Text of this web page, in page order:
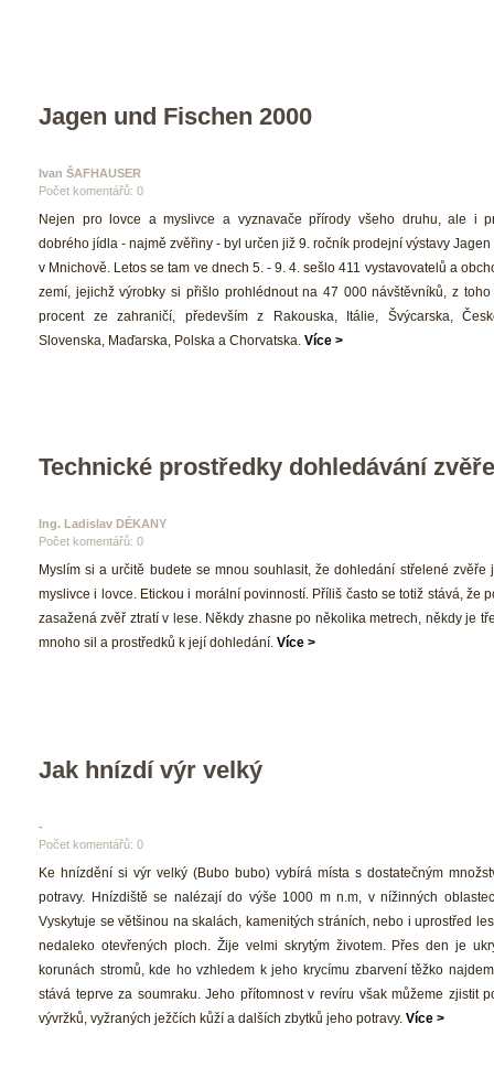
Jagen und Fischen 2000
Ivan ŠAFHAUSER
Počet komentářů: 0
Nejen pro lovce a myslivce a vyznavače přírody všeho druhu, ale i
dobrého jídla - najmě zvěřiny - byl určen již 9. ročník prodejní výstavy
v Mnichově. Letos se tam ve dnech 5. - 9. 4. sešlo 411 vystavovatelů a
zemí, jejichž výrobky si přišlo prohlédnout na 47 000 návštěvníků, z
procent ze zahraničí, především z Rakouska, Itálie, Švýcarska,
Slovenska, Maďarska, Polska a Chorvatska. Více >
Technické prostředky dohledávání zvěře
Ing. Ladislav DÉKANY
Počet komentářů: 0
Myslím si a určitě budete se mnou souhlasit, že dohledání střelené zvěře
myslivce i lovce. Etickou i morální povinností. Příliš často se totiž stává, že
zasažená zvěř ztratí v lese. Někdy zhasne po několika metrech, někdy je
mnoho sil a prostředků k její dohledání. Více >
Jak hnízdí výr velký
-
Počet komentářů: 0
Ke hnízdění si výr velký (Bubo bubo) vybírá místa s dostatečným
potravy. Hnízdiště se nalézají do výše 1000 m n.m, v nížinných
Vyskytuje se většinou na skalách, kamenitých stráních, nebo i uprostřed
nedaleko otevřených ploch. Žije velmi skrytým životem. Přes den je
korunách stromů, kde ho vzhledem k jeho krycímu zbarvení těžko
tává teprve za soumraku. Jeho přítomnost v revíru však můžeme zjistit
vývržků, vyžraných ježčích kůží a dalších zbytků jeho potravy. Více >